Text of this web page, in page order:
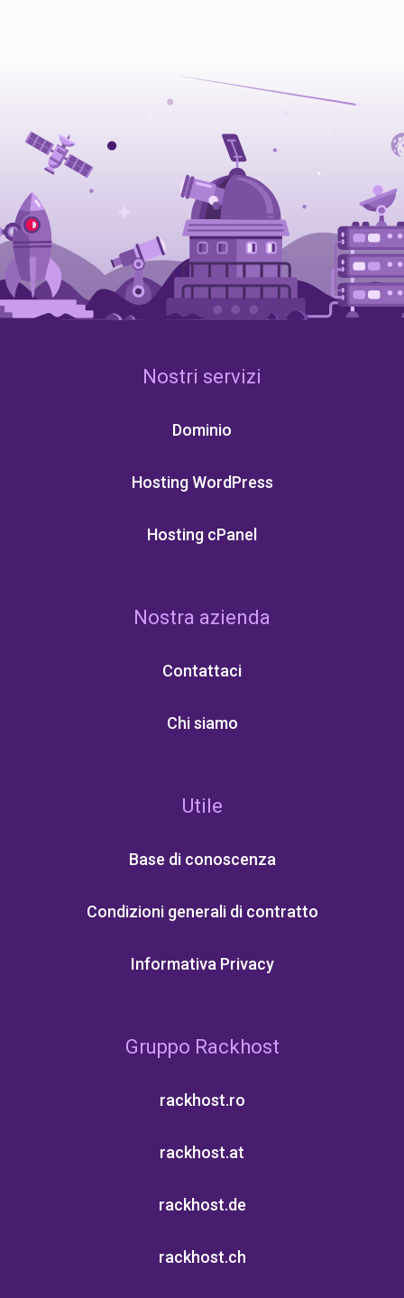
Nostri servizi
Dominio
Hosting WordPress
Hosting cPanel
Nostra azienda
Contattaci
Chi siamo
Utile
Base di conoscenza
Condizioni generali di contratto
Informativa Privacy
Gruppo Rackhost
rackhost.ro
rackhost.at
rackhost.de
rackhost.ch